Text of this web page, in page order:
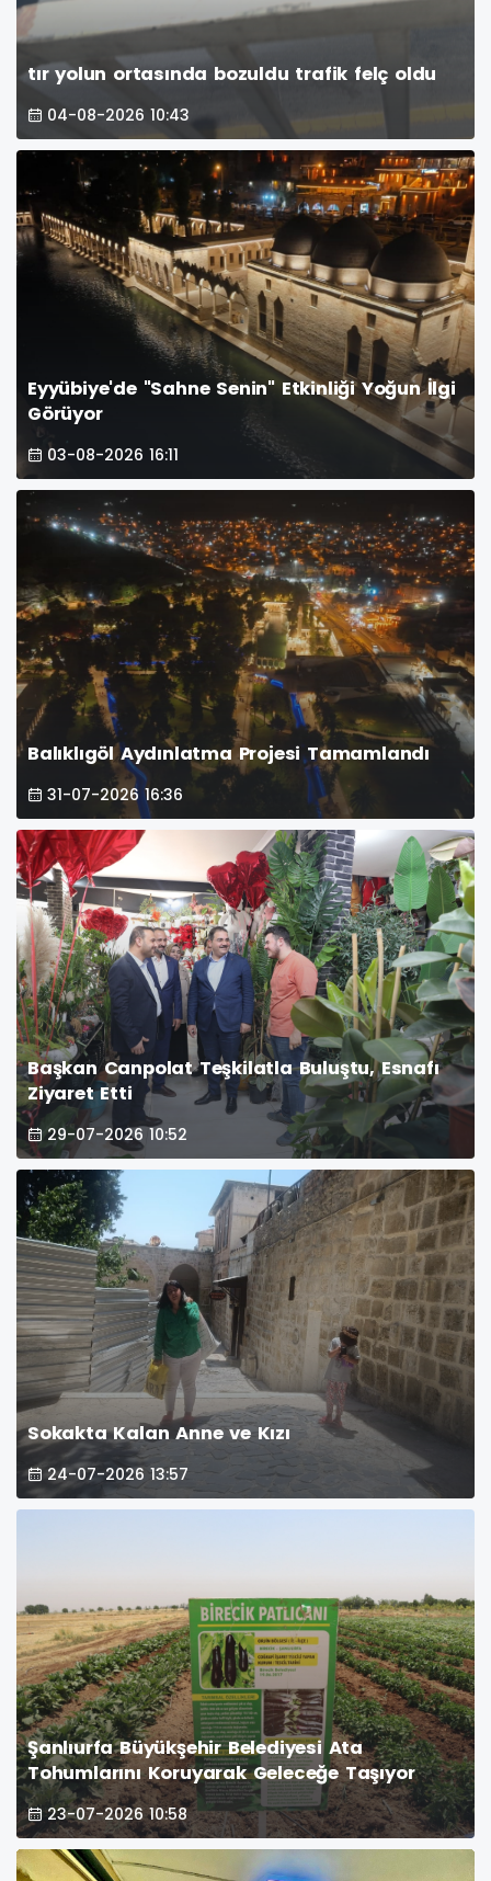
tır yolun ortasında bozuldu trafik felç oldu
04-08-2026 10:43
Eyyübiye'de "Sahne Senin" Etkinliği Yoğun İlgi
Görüyor
03-08-2026 16:11
Balıklıgöl Aydınlatma Projesi Tamamlandı
31-07-2026 16:36
Başkan Canpolat Teşkilatla Buluştu, Esnafı
Ziyaret Etti
29-07-2026 10:52
Sokakta Kalan Anne ve Kızı
24-07-2026 13:57
Şanlıurfa Büyükşehir Belediyesi Ata
Tohumlarını Koruyarak Geleceğe Taşıyor
23-07-2026 10:58